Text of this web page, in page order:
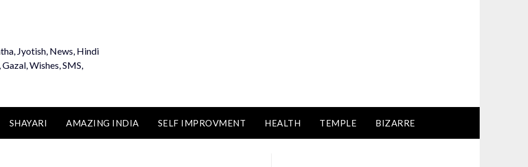
Jyotish, News, Hindi
Wishes, SMS,
SHAYARI AMAZING INDIA SELF IMPROVMENT HEALTH TEMPLE BIZARRE